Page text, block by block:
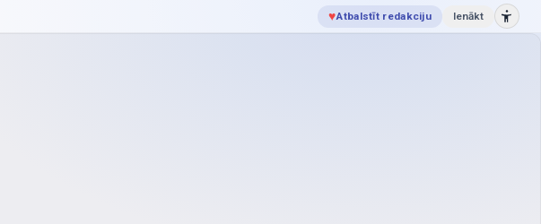
♥Atbalstīt redakciju Ienākt